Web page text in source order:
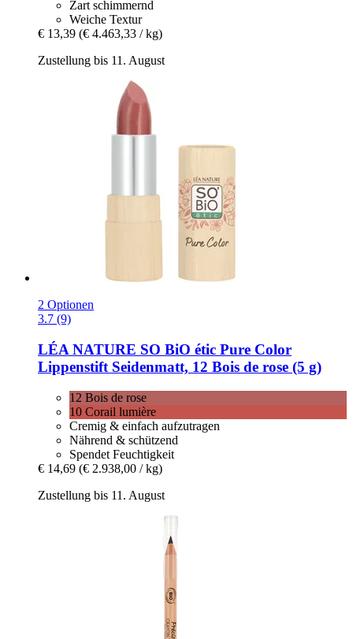
Zart schimmernd
Weiche Textur
€ 13,39 (€ 4.463,33 / kg)
Zustellung bis 11. August
2 Optionen
3.7 (9)
LÉA NATURE SO BiO étic Pure Color
Lippenstift Seidenmatt, 12 Bois de rose (5 g)
12 Bois de rose
10 Corail lumière
Cremig & einfach aufzutragen
Nährend & schützend
Spendet Feuchtigkeit
€ 14,69 (€ 2.938,00 / kg)
Zustellung bis 11. August